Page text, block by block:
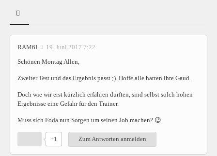
RAM6I 19. Juni 2017 7:22
Schönen Montag Allen,
Zweiter Test und das Ergebnis passt ;). Hoffe alle hatten ihre Gaud.
Doch wie wir erst kürzlich erfahren durften, sind selbst solch hohen
Ergebnisse eine Gefahr für den Trainer.
Muss sich Foda nun Sorgen um seinen Job machen? 😉
+1 Zum Antworten anmelden